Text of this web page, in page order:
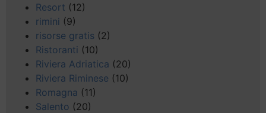
Resort (12)
rimini (9)
risorse gratis (2)
Ristoranti (10)
Riviera Adriatica (20)
Riviera Riminese (10)
Romagna (11)
Salento (20)